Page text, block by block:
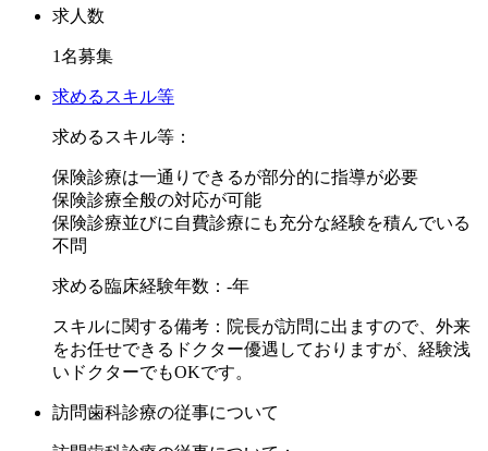
医院ポリシーは地域に根差したアットホームな歯科医院とし
おります。
求人数
1名募集
求めるスキル等
求めるスキル等：
保険診療は一通りできるが部分的に指導が必要
保険診療全般の対応が可能
保険診療並びに自費診療にも充分な経験を積んでいる
不問
求める臨床経験年数：-年
スキルに関する備考：院長が訪問に出ますので、外来
をお任せできるドクター優遇しておりますが、経験浅
いドクターでもOKです。
訪問歯科診療の従事について